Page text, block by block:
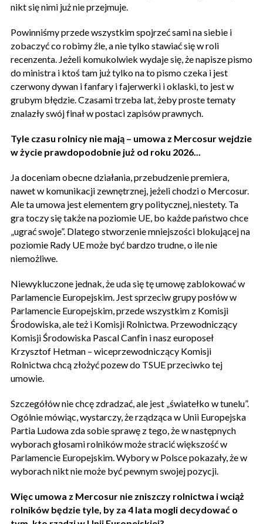
nikt się nimi już nie przejmuje.
Powinniśmy przede wszystkim spojrzeć sami na siebie i
zobaczyć co robimy źle, a nie tylko stawiać się w roli
recenzenta. Jeżeli komukolwiek wydaje się, że napisze pismo
do ministra i ktoś tam już tylko na to pismo czeka i jest
czerwony dywan i fanfary i fajerwerki i oklaski, to jest w
grubym błędzie. Czasami trzeba lat, żeby proste tematy
znalazły swój finał w postaci zapisów prawnych.
Tyle czasu rolnicy nie mają – umowa z Mercosur wejdzie
w życie prawdopodobnie już od roku 2026...
Ja doceniam obecne działania, przebudzenie premiera,
nawet w komunikacji zewnętrznej, jeżeli chodzi o Mercosur.
Ale ta umowa jest elementem gry politycznej, niestety. Ta
gra toczy się także na poziomie UE, bo każde państwo chce
„ugrać swoje”. Dlatego stworzenie mniejszości blokującej na
poziomie Rady UE może być bardzo trudne, o ile nie
niemożliwe.
Niewykluczone jednak, że uda się tę umowę zablokować w
Parlamencie Europejskim. Jest sprzeciw grupy posłów w
Parlamencie Europejskim, przede wszystkim z Komisji
Środowiska, ale też i Komisji Rolnictwa. Przewodniczący
Komisji Środowiska Pascal Canfin i nasz europoseł
Krzysztof Hetman – wiceprzewodniczący Komisji
Rolnictwa chcą złożyć pozew do TSUE przeciwko tej
umowie.
Szczegółów nie chcę zdradzać, ale jest „światełko w tunelu”.
Ogólnie mówiąc, wystarczy, że rządząca w Unii Europejska
Partia Ludowa zda sobie sprawę z tego, że w następnych
wyborach głosami rolników może stracić większość w
Parlamencie Europejskim. Wybory w Polsce pokazały, że w
wyborach nikt nie może być pewnym swojej pozycji.
Więc umowa z Mercosur nie zniszczy rolnictwa i wciąż
rolników będzie tyle, by za 4 lata mogli decydować o